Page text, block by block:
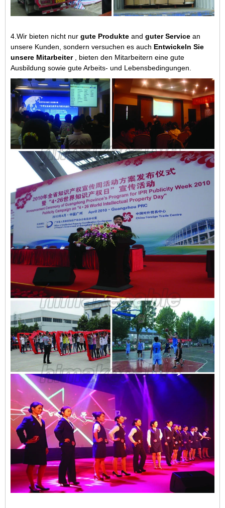
4.Wir bieten nicht nur gute Produkte and guter Service an
unsere Kunden, sondern versuchen es auch Entwickeln Sie
unsere Mitarbeiter , bieten den Mitarbeitern eine gute
Ausbildung sowie gute Arbeits- und Lebensbedingungen.